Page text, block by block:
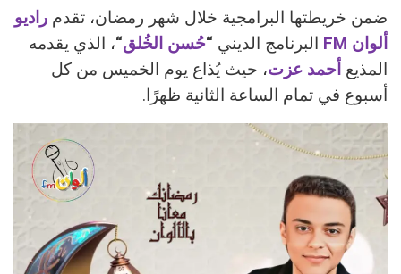
Google+
ReddIt
WhatsApp
Pinterest
البريد الالكتروني
ضمن خريطتها البرامجية خلال شهر رمضان، تقدم راديو
ألوان FM
البرنامج الديني “حُسن الخُلق“، الذي يقدمه
المذيع أحمد عزت، حيث يُذاع يوم الخميس من كل
أسبوع في تمام الساعة الثانية ظهرًا.